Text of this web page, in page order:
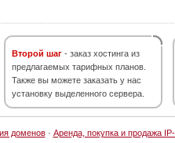
Второй шаг - заказ хостинга из
предлагаемых тарифных планов.
Также вы можете заказать у нас
установку выделенного сервера.
доменов· Аренда, покупка и продажа